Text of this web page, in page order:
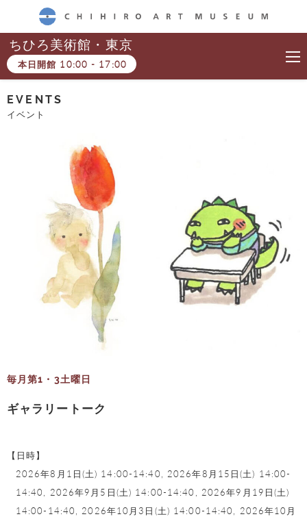
CHIHIRO ART MUSEUM
ちひろ美術館・東京
本日開館 10:00 - 17:00
EVENTS
イベント
毎月第1・3土曜日
ギャラリートーク
【日時】
2026年8月1日(土) 14:00-14:40, 2026年8月15日(土) 14:00-
14:40, 2026年9月5日(土) 14:00-14:40, 2026年9月19日(土)
14:00-14:40, 2026年10月3日(土) 14:00-14:40, 2026年10月